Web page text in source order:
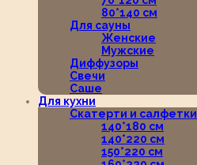
80*140 см
Для сауны
Женские
Мужские
Диффузоры
Свечи
Саше
Для кухни
Скатерти и салфетки
140*180 см
140*220 см
150*220 см